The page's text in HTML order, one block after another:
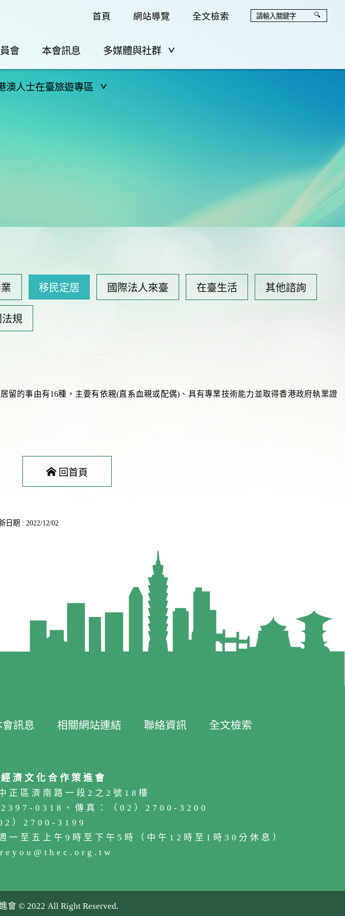
首頁 網站導覽 全文檢索
會 本會訊息 多媒體與社群
澳人士在臺旅遊專區
移民定居 國際法人來臺 在臺生活 其他諮詢
規
的事由有16種，主要有依親(直系血親或配偶)、具有專業技術能力並取得香港政府執業證
回首頁
日期 : 2022/12/02
會訊息 相關網站連結 聯絡資訊 全文檢索
濟文化合作策進會
正區濟南路一段2之2號18樓
2397-0318、傳真：（02）2700-3200
）2700-3199
一至五上午9時至下午5時（中午12時至1時30分休息）
會 © 2022 All Right Reserved.